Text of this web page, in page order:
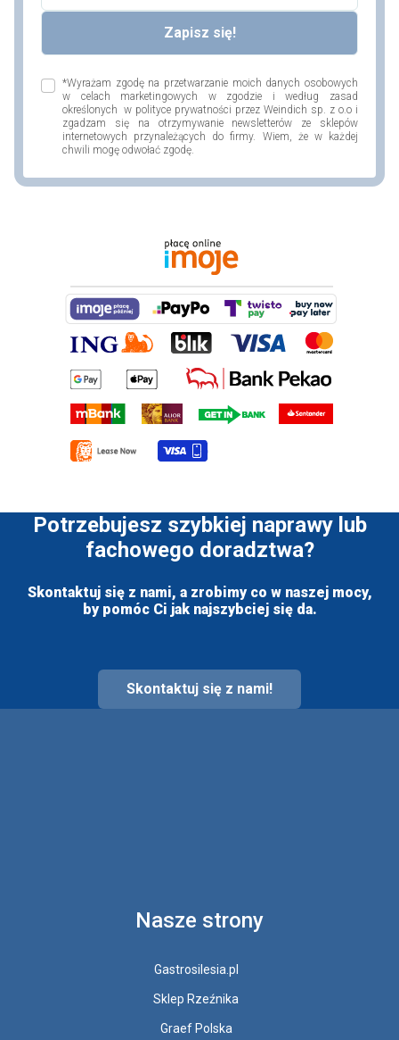
*Wyrażam zgodę na przetwarzanie moich danych osobowych
w celach marketingowych w zgodzie i według zasad
określonych w polityce prywatności przez Weindich sp. z o.o i
zgadzam się na otrzymywanie newsletterów ze sklepów
internetowych przynależących do firmy. Wiem, że w każdej
chwili mogę odwołać zgodę.
Potrzebujesz szybkiej naprawy lub
fachowego doradztwa?
Skontaktuj się z nami, a zrobimy co w naszej mocy,
by pomóc Ci jak najszybciej się da.
Skontaktuj się z nami!
Nasze strony
Gastrosilesia.pl
Sklep Rzeźnika
Graef Polska